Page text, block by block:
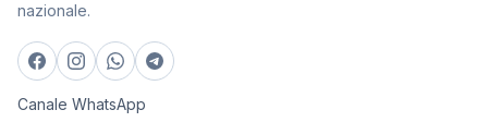
nazionale.
Canale WhatsApp